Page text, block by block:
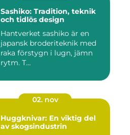
Sashiko: Tradition, teknik
och tidlös design
Hantverket sashiko är en
japansk broderiteknik med
raka förstygn i lugn, jämn
rytm. T...
02. nov
Huggknivar: En viktig del
av skogsindustrin